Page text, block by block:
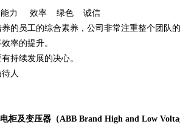
力 效率 绿色 诚信
的员工的综合素养，公司非常注重整个团队
率的提升。
持续发展的决心。
人
柜及变压器 （ABB Brand High and Low